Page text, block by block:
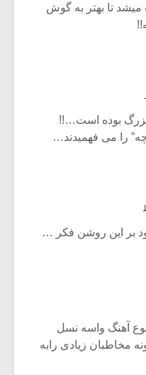
میشد تا بهتر به گوش
بوده است…!!
را می فهمیدند…
بر این روشن فکر …
آهنگ واسه نسل
مخاطبان زیادی رابه